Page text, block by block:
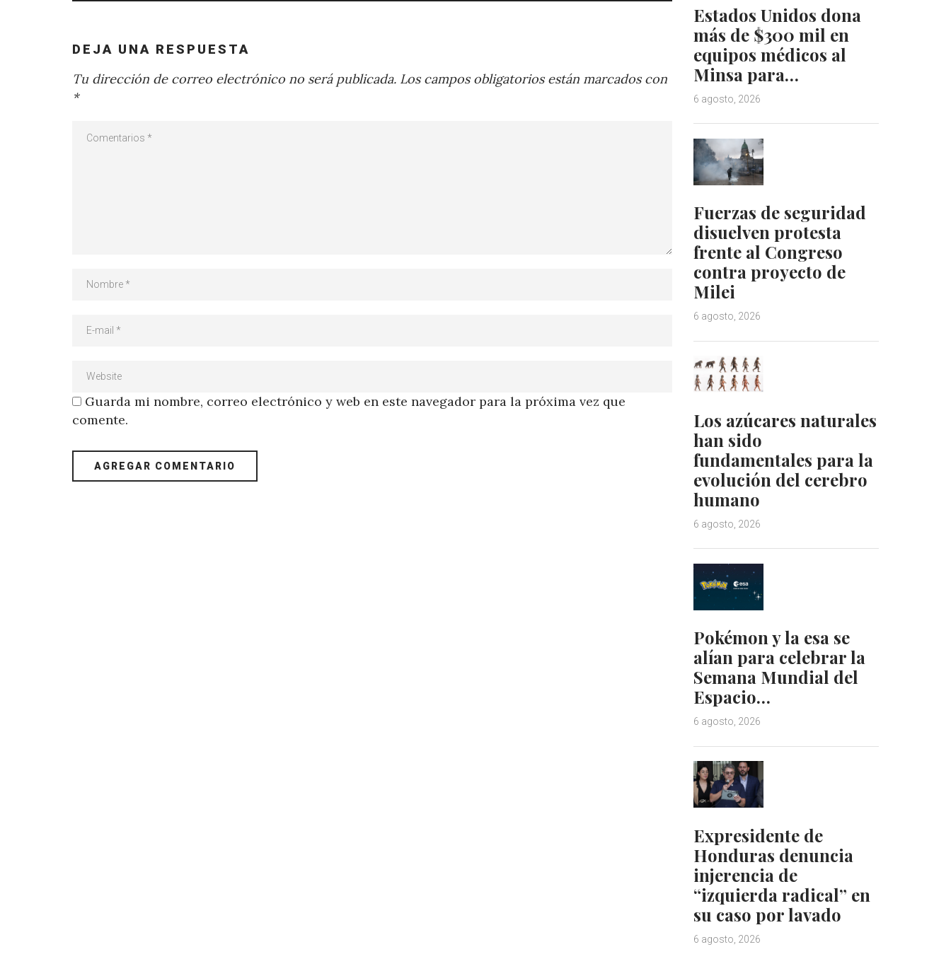
DEJA UNA RESPUESTA
Tu dirección de correo electrónico no será publicada. Los campos obligatorios están marcados con
*
Guarda mi nombre, correo electrónico y web en este navegador para la próxima vez que
comente.
Estados Unidos dona
más de $300 mil en
equipos médicos al
Minsa para…
6 agosto, 2026
Fuerzas de seguridad
disuelven protesta
frente al Congreso
contra proyecto de
Milei
6 agosto, 2026
Los azúcares naturales
han sido
fundamentales para la
evolución del cerebro
humano
6 agosto, 2026
Pokémon y la esa se
alían para celebrar la
Semana Mundial del
Espacio…
6 agosto, 2026
Expresidente de
Honduras denuncia
injerencia de
“izquierda radical” en
su caso por lavado
6 agosto, 2026